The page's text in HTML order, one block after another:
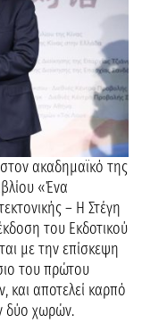
ακαδημαϊκό της
«Ένα
– Η Στέγη
του Εκδοτικού
με την επίσκεψη
του πρώτου
και αποτελεί καρπό
δύο χωρών.